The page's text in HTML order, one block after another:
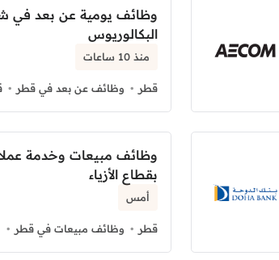
وظائف يومية عن بعد في
البكالوريوس
منذ 10 ساعات
قطر وظائف عن بعد في قطر
وظائف مبيعات وخدمة
بقطاع الأزياء
أمس
قطر وظائف مبيعات في قطر